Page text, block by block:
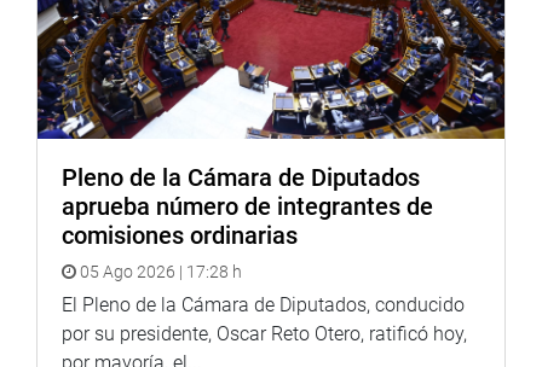
Pleno de la Cámara de Diputados
aprueba número de integrantes de
comisiones ordinarias
05 Ago 2026 | 17:28 h
El Pleno de la Cámara de Diputados, conducido
por su presidente, Oscar Reto Otero, ratificó hoy,
por mayoría, el...